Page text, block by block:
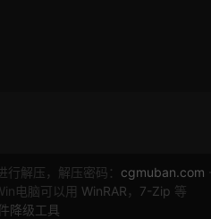
解压，解压密码： cgmuban.com
电脑可以用 WinRAR ， 7-Zip 等
降级工具